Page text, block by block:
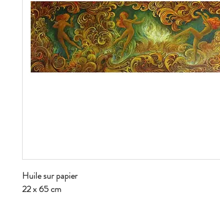
Huile sur papier
22 x 65 cm